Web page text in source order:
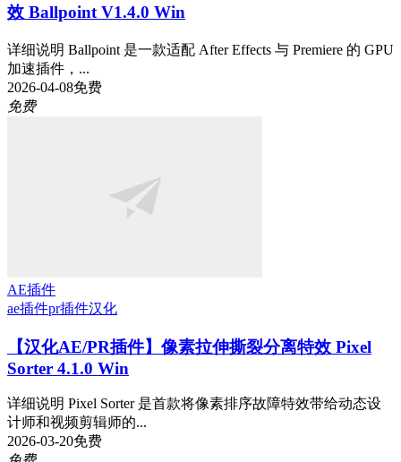
效 Ballpoint V1.4.0 Win
详细说明 Ballpoint 是一款适配 After Effects 与 Premiere 的 GPU
加速插件，...
2026-04-08免费
免费
AE插件
ae插件pr插件汉化
【汉化AE/PR插件】像素拉伸撕裂分离特效 Pixel
Sorter 4.1.0 Win
详细说明 Pixel Sorter 是首款将像素排序故障特效带给动态设
计师和视频剪辑师的...
2026-03-20免费